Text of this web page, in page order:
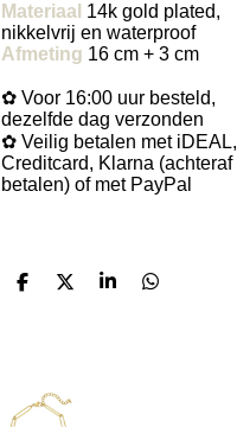
Materiaal 14k gold plated,
nikkelvrij en waterproof
Afmeting 16 cm + 3 cm
✿ Voor 16:00 uur besteld,
dezelfde dag verzonden
✿ Veilig betalen met iDEAL,
Creditcard, Klarna (achteraf
betalen) of met PayPal
D
D
S
D